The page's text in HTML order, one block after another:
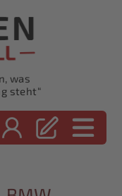
was
steht“